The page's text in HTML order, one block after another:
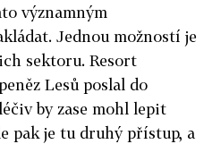
významným
Jednou možností je
sektoru. Resort
Lesů poslal do
by zase mohl lepit
pak je tu druhý přístup, a